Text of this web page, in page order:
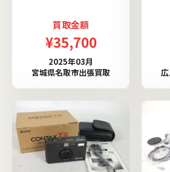
買取金額
¥35,700
2025年03月
宮城県名取市出張買取